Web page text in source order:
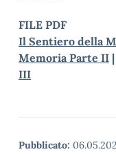
FILE PDF
Il Sentiero della
Memoria Parte II |
III
Pubblicato: